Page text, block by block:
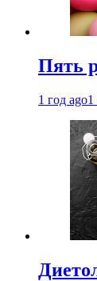
Пять
1 год ago1